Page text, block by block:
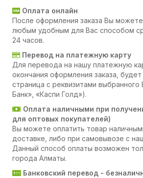
Оплата онлайн
После оформления заказа Вы
любым удобным для Вас способом
24 часов.
Перевод на платежную карту
Для перевода на нашу платежную
окончания оформления заказа,
страница с реквизитами выбранного
Банк», «Каспи Голд»).
Оплата наличными при
для оптовых покупателей)
Вы можете оплатить товар
доставке, либо при самовывозе с
Данный способ оплаты возможен
города Алматы.
Банковский перевод -